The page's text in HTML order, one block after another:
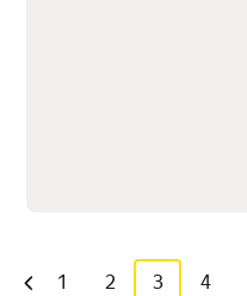
1 2 3 4